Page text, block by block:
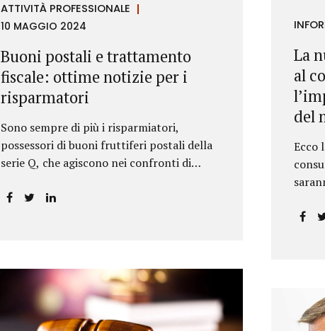
Package), tra cui il Regolamento
Antiriciclaggio e la Direttiva AML;
all’AMLA, ovvero alla nuova Autorità
europea che inizierà...
ATTIVITÀ PROFESSIONALE
10 MAGGIO 2024
Buoni postali e trattamento
fiscale: ottime notizie per i
risparmatori
Sono sempre di più i risparmiatori,
possessori di buoni fruttiferi postali della
serie Q, che agiscono nei confronti di
La
al
del
Ecco la Direttiva CCD II sul